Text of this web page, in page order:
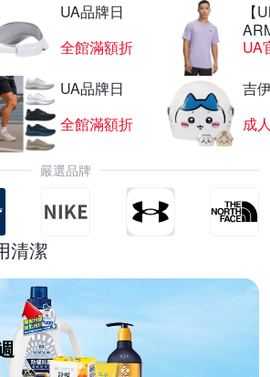
UA品牌日
全館滿額折
【
UA
UA品牌日
全館滿額折
吉
嚴選品牌
清潔